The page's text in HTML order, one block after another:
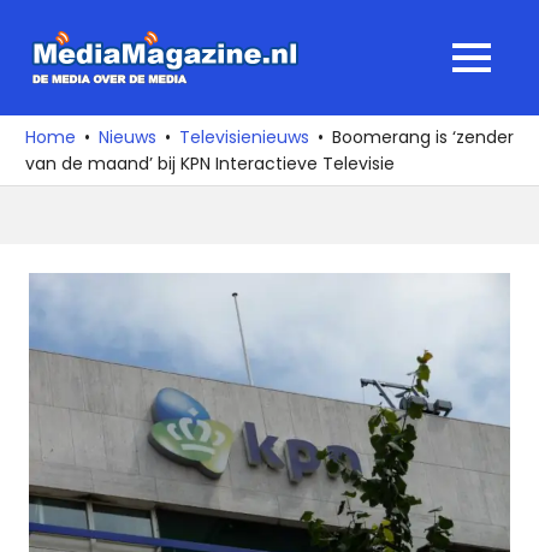
naar
media
over
de
MENU
Home Nieuws Televisienieuws
Boomerang is ‘zender
van de maand’ bij KPN Interactieve Televisie